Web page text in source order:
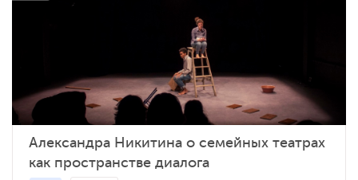
Александра Никитина о семейных театрах
как пространстве диалога